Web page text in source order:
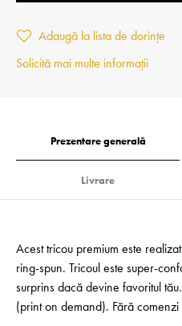
Adaugă la lista de dorințe
Solicită mai multe informații
Prezentare generală
Livrare
Acest tricou premium este
ring-spun. Tricoul este super-
surprins dacă devine favoritul
(print on demand). Fără comenzi